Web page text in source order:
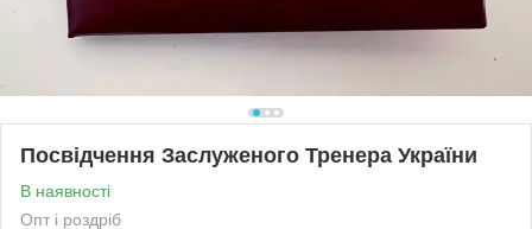
Посвідчення Заслуженого Тренера України
В наявності
Опт і роздріб